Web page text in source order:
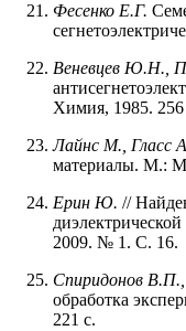
Фесенко Е.Г.
Веневцев Ю.Н.,
Химия, 1985. 256
Лайнс М., Гласс
материалы. М.:
Ерин Ю. //
2009. № 1. С. 16.
Спиридонов
обработка
221 с.